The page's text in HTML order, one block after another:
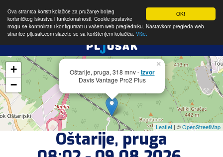
OK!
Ova stranica koristi kolačiće za pružanje boljeg
korisničkog iskustva i funkcionalnosti. Cookie postavke
mogu se kontrolirati i konfigurirati u vašem web pregledniku. Nastavkom pregleda web
stranice pljusak.com slažete se sa korištenjem kolačića. Više.
Oštarije, pruga, 318 mnv -Izvor
Davis Vantage Pro2 Plus
×
+
−
Leaflet | ©OpenStreetMap
Oštarije, pruga